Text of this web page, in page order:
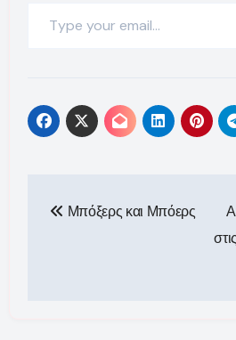
άρθρων
Μπόξερς και Μπόερς